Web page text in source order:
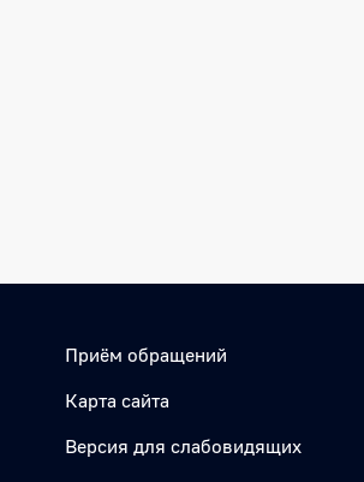
Приём обращений
Карта сайта
Версия для слабовидящих